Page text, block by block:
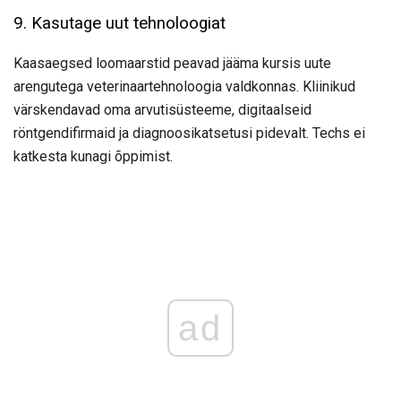
9. Kasutage uut tehnoloogiat
Kaasaegsed loomaarstid peavad jääma kursis uute
arengutega veterinaartehnoloogia valdkonnas. Kliinikud
värskendavad oma arvutisüsteeme, digitaalseid
röntgendifirmaid ja diagnoosikatsetusi pidevalt. Techs ei
katkesta kunagi õppimist.
ad